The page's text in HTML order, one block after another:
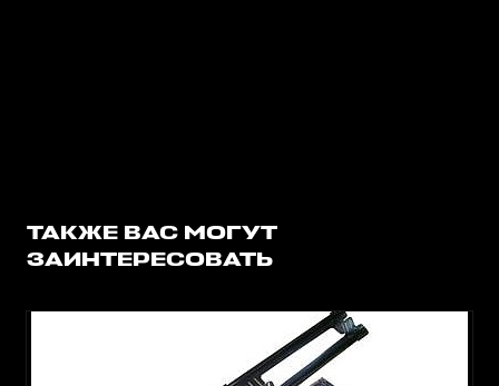
ТАКЖЕ ВАС МОГУТ
ЗАИНТЕРЕСОВАТЬ